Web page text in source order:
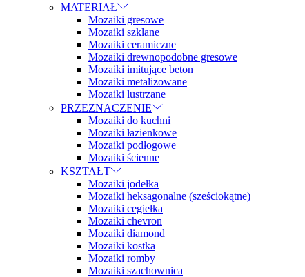
MATERIAŁ
Mozaiki gresowe
Mozaiki szklane
Mozaiki ceramiczne
Mozaiki drewnopodobne gresowe
Mozaiki imitujące beton
Mozaiki metalizowane
Mozaiki lustrzane
PRZEZNACZENIE
Mozaiki do kuchni
Mozaiki łazienkowe
Mozaiki podłogowe
Mozaiki ścienne
KSZTAŁT
Mozaiki jodełka
Mozaiki heksagonalne (sześciokątne)
Mozaiki cegiełka
Mozaiki chevron
Mozaiki diamond
Mozaiki kostka
Mozaiki romby
Mozaiki szachownica